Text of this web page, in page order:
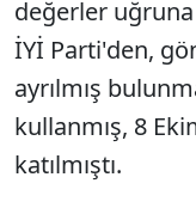
değerler
İYİ Parti'den,
ayrılmış
kullanmış, 8
katılmıştı.